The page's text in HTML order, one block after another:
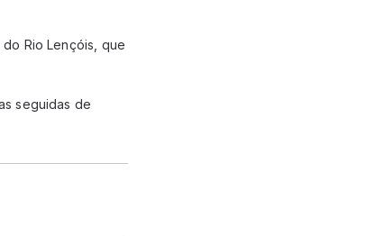
Rio Lençóis, que
seguidas de